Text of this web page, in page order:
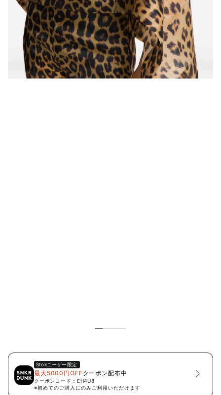
Stokユーザー限定
最大5000円OFFクーポン配布中
クーポンコード： EH4U8
※初めてのご購入にのみご利用いただけます